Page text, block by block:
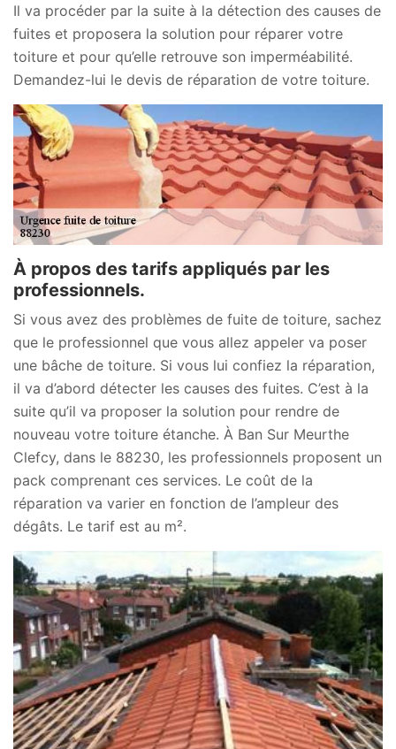
Il va procéder par la suite à la détection des causes de
fuites et proposera la solution pour réparer votre
toiture et pour qu’elle retrouve son imperméabilité.
Demandez-lui le devis de réparation de votre toiture.
À propos des tarifs appliqués par les
professionnels.
Si vous avez des problèmes de fuite de toiture, sachez
que le professionnel que vous allez appeler va poser
une bâche de toiture. Si vous lui confiez la réparation,
il va d’abord détecter les causes des fuites. C’est à la
suite qu’il va proposer la solution pour rendre de
nouveau votre toiture étanche. À Ban Sur Meurthe
Clefcy, dans le 88230, les professionnels proposent un
pack comprenant ces services. Le coût de la
réparation va varier en fonction de l’ampleur des
dégâts. Le tarif est au m².